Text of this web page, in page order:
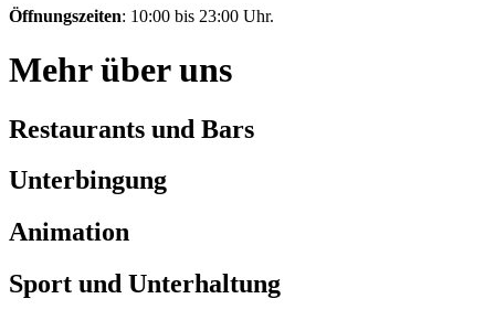
Öffnungszeiten: 10:00 bis 23:00 Uhr.
Mehr über uns
Restaurants und Bars
Unterbingung
Animation
Sport und Unterhaltung